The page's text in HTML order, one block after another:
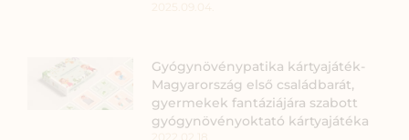
Gyógynövénypatika kártyajáték-
Magyarország első családbarát,
gyermekek fantáziájára szabott
gyógynövényoktató kártyajátéka